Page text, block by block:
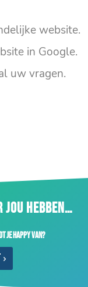
website.
in Google.
uw vragen.
JOU HEBBEN…
je happy van?